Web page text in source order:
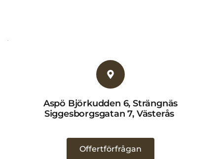
Aspö Björkudden 6, Strängnäs
Siggesborgsgatan 7, Västerås
Offertförfrågan